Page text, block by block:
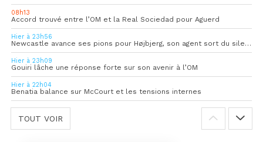
08h13
Accord trouvé entre l’OM et la Real Sociedad pour Aguerd
Hier à 23h56
Newcastle avance ses pions pour Højbjerg, son agent sort du silence
Hier à 23h09
Gouiri lâche une réponse forte sur son avenir à l’OM
Hier à 22h04
Benatia balance sur McCourt et les tensions internes
TOUT VOIR